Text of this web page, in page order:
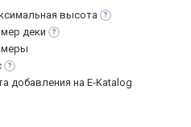
высота
деки
добавления на E-Katalog